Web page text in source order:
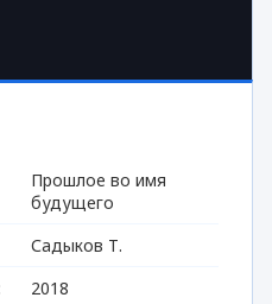
Прошлое во имя
будущего
Садыков Т.
2018